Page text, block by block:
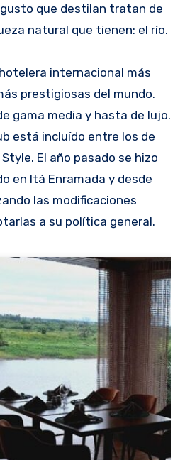
que destilan tratan de
natural que tienen: el río.
internacional más
prestigiosas del mundo.
gama media y hasta de lujo.
está incluído entre los de
El año pasado se hizo
en Itá Enramada y desde
las modificaciones
a su política general.